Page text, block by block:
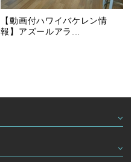
【動画付ハワイバケレン情
報】アズールアラ...